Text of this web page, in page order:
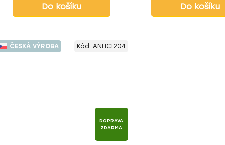
Do košíku Do košíku
ČESKÁ VÝROBA
DOPRAVA
ZDARMA
Kód: ANHCI204